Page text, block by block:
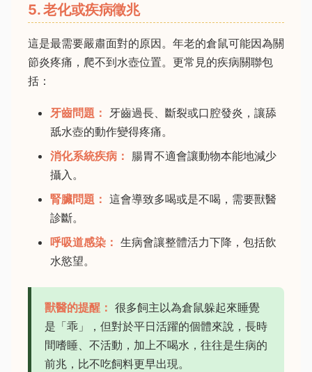
5. 老化或疾病徵兆
這是最需要嚴肅面對的原因。年老的倉鼠可能因為關
節炎疼痛，爬不到水壺位置。更常見的疾病關聯包
括：
牙齒問題： 牙齒過長、斷裂或口腔發炎，讓舔
舐水壺的動作變得疼痛。
消化系統疾病： 腸胃不適會讓動物本能地減少
攝入。
腎臟問題： 這會導致多喝或是不喝，需要獸醫
診斷。
呼吸道感染： 生病會讓整體活力下降，包括飲
水慾望。
獸醫的提醒： 很多飼主以為倉鼠躲起來睡覺
是「乖」，但對於平日活躍的個體來說，長時
間嗜睡、不活動，加上不喝水，往往是生病的
前兆，比不吃飼料更早出現。